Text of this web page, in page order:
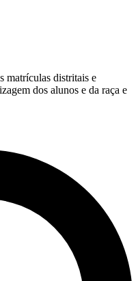
matrículas distritais e
dos alunos e da raça e